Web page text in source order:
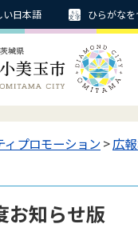
い日本語 ひらがなを
ィプロモーション>広
お知らせ版